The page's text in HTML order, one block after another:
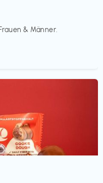
& Männer.